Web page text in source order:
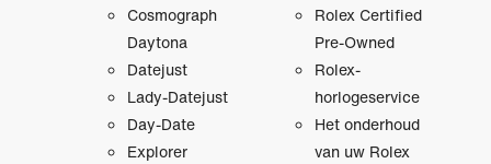
Cosmograph
Daytona
Datejust
Lady-Datejust
Day-Date
Explorer
Rolex Certified
Pre‑Owned
Rolex-
horlogeservice
Het onderhoud
van uw Rolex